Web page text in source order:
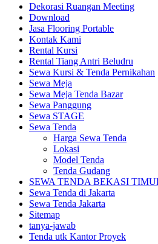
Dekorasi Ruangan Meeting
Download
Jasa Flooring Portable
Kontak Kami
Rental Kursi
Rental Tiang Antri Beludru
Sewa Kursi & Tenda Pernikahan
Sewa Meja
Sewa Meja Tenda Bazar
Sewa Panggung
Sewa STAGE
Sewa Tenda
Harga Sewa Tenda
Lokasi
Model Tenda
Tenda Gudang
SEWA TENDA BEKASI
Sewa Tenda di Jakarta
Sewa Tenda Jakarta
Sitemap
tanya-jawab
Tenda utk Kantor Proyek